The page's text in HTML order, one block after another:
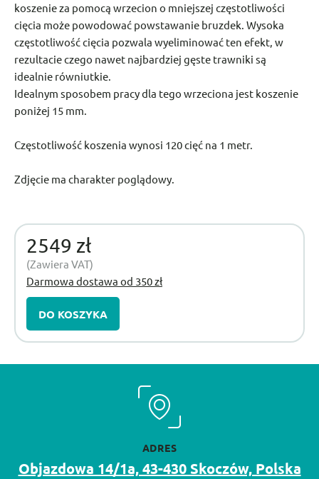
koszenie za pomocą wrzecion o mniejszej częstotliwości
cięcia może powodować powstawanie bruzdek. Wysoka
częstotliwość cięcia pozwala wyeliminować ten efekt, w
rezultacie czego nawet najbardziej gęste trawniki są
idealnie równiutkie.
Idealnym sposobem pracy dla tego wrzeciona jest koszenie
poniżej 15 mm.
Częstotliwość koszenia wynosi 120 cięć na 1 metr.
Zdjęcie ma charakter poglądowy.
2549 zł
(Zawiera VAT)
Darmowa dostawa od 350 zł
DO KOSZYKA
ADRES
Objazdowa 14/1a, 43-430 Skoczów, Polska